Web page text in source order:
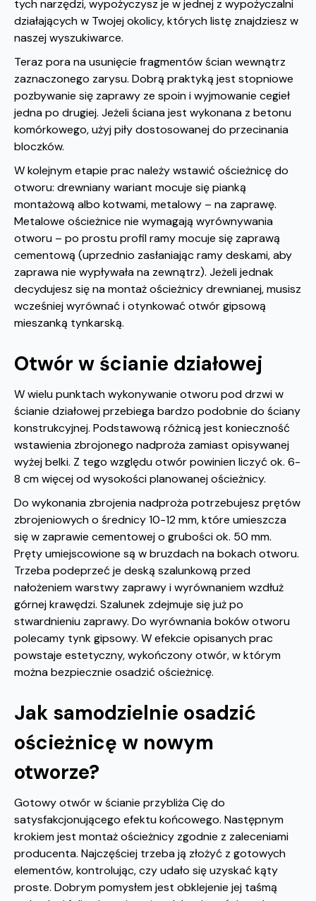
tych narzędzi, wypożyczysz je w jednej z wypożyczalni
działających w Twojej okolicy, których listę znajdziesz w
naszej wyszukiwarce.
Teraz pora na usunięcie fragmentów ścian wewnątrz
zaznaczonego zarysu. Dobrą praktyką jest stopniowe
pozbywanie się zaprawy ze spoin i wyjmowanie cegieł
jedna po drugiej. Jeżeli ściana jest wykonana z betonu
komórkowego, użyj piły dostosowanej do przecinania
bloczków.
W kolejnym etapie prac należy wstawić ościeżnicę do
otworu: drewniany wariant mocuje się pianką
montażową albo kotwami, metalowy – na zaprawę.
Metalowe ościeżnice nie wymagają wyrównywania
otworu – po prostu profil ramy mocuje się zaprawą
cementową (uprzednio zasłaniając ramy deskami, aby
zaprawa nie wypływała na zewnątrz). Jeżeli jednak
decydujesz się na montaż ościeżnicy drewnianej, musisz
wcześniej wyrównać i otynkować otwór gipsową
mieszanką tynkarską.
Otwór w ścianie działowej
W wielu punktach wykonywanie otworu pod drzwi w
ścianie działowej przebiega bardzo podobnie do ściany
konstrukcyjnej. Podstawową różnicą jest konieczność
wstawienia zbrojonego nadproża zamiast opisywanej
wyżej belki. Z tego względu otwór powinien liczyć ok. 6-
8 cm więcej od wysokości planowanej ościeżnicy.
Do wykonania zbrojenia nadproża potrzebujesz prętów
zbrojeniowych o średnicy 10-12 mm, które umieszcza
się w zaprawie cementowej o grubości ok. 50 mm.
Pręty umiejscowione są w bruzdach na bokach otworu.
Trzeba podeprzeć je deską szalunkową przed
nałożeniem warstwy zaprawy i wyrównaniem wzdłuż
górnej krawędzi. Szalunek zdejmuje się już po
stwardnieniu zaprawy. Do wyrównania boków otworu
polecamy tynk gipsowy. W efekcie opisanych prac
powstaje estetyczny, wykończony otwór, w którym
można bezpiecznie osadzić ościeżnicę.
Jak samodzielnie osadzić
ościeżnicę w nowym
otworze?
Gotowy otwór w ścianie przybliża Cię do
satysfakcjonującego efektu końcowego. Następnym
krokiem jest montaż ościeżnicy zgodnie z zaleceniami
producenta. Najczęściej trzeba ją złożyć z gotowych
elementów, kontrolując, czy udało się uzyskać kąty
proste. Dobrym pomysłem jest obklejenie jej taśmą